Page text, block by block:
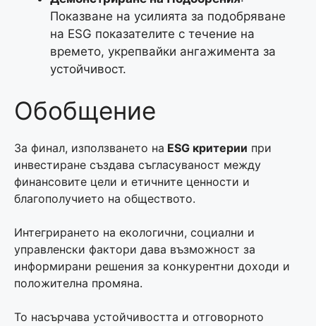
Показване на усилията за подобряване
на ESG показателите с течение на
времето, укрепвайки ангажимента за
устойчивост.
Обобщение
За финал, използването на ESG критерии при
инвестиране създава съгласуваност между
финансовите цели и етичните ценности и
благополучието на обществото.
Интегрирането на екологични, социални и
управленски фактори дава възможност за
информирани решения за конкурентни доходи и
положителна промяна.
То насърчава устойчивостта и отговорното